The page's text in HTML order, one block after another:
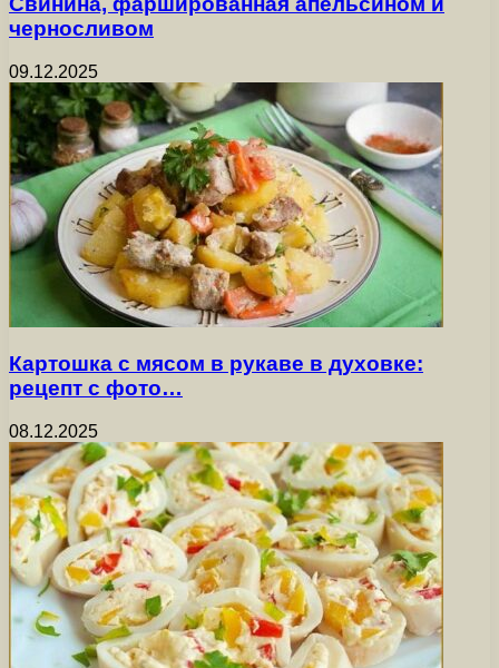
черносливом
09.12.2025
Картошка с мясом в рукаве в духовке:
рецепт с фото…
08.12.2025